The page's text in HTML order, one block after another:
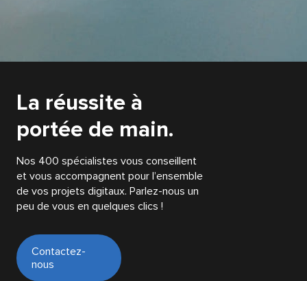
La réussite à
portée de main.
Nos 400 spécialistes vous conseillent
et vous accompagnent pour l’ensemble
de vos projets digitaux. Parlez-nous un
peu de vous en quelques clics !
Contactez-
nous